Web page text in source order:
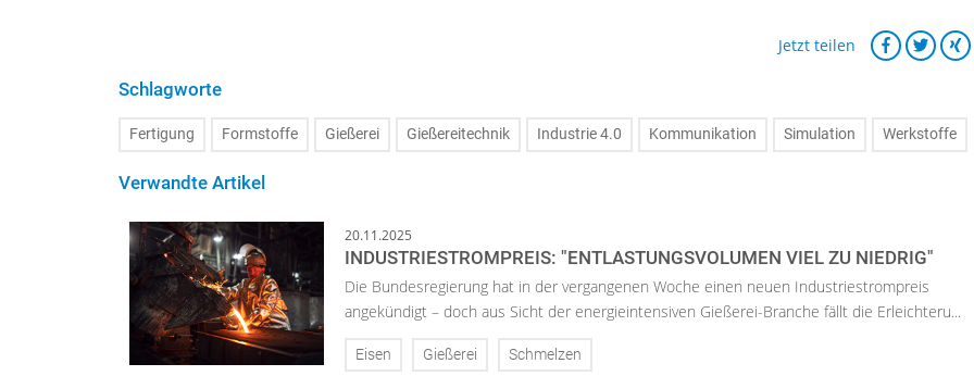
Jetzt teilen
Schlagworte
Fertigung Formstoffe Gießerei Gießereitechnik Industrie 4.0 Kommunikation Simulation Werkstoffe
Verwandte Artikel
20.11.2025
INDUSTRIESTROMPREIS: "ENTLASTUNGSVOLUMEN VIEL ZU NIEDRIG"
Die Bundesregierung hat in der vergangenen Woche einen neuen Industriestrompreis
angekündigt – doch aus Sicht der energieintensiven Gießerei-Branche fällt die Erleichteru...
Eisen Gießerei Schmelzen